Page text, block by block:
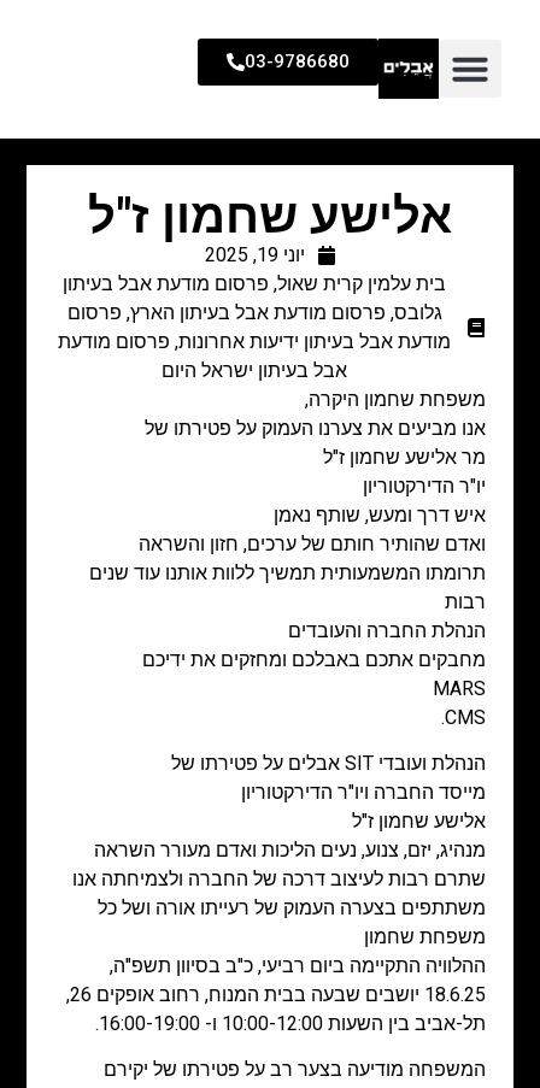
03-9786680
אלישע שחמון ז"ל
יוני 19, 2025
בית עלמין קרית שאול, פרסום מודעת אבל בעיתון
גלובס, פרסום מודעת אבל בעיתון הארץ, פרסום
מודעת אבל בעיתון ידיעות אחרונות, פרסום מודעת
אבל בעיתון ישראל היום
משפחת שחמון היקרה,
אנו מביעים את צערנו העמוק על פטירתו של
מר אלישע שחמון ז"ל
יו"ר הדירקטוריון
איש דרך ומעש, שותף נאמן
ואדם שהותיר חותם של ערכים, חזון והשראה
תרומתו המשמעותית תמשיך ללוות אותנו עוד שנים
רבות
הנהלת החברה והעובדים
מחבקים אתכם באבלכם ומחזקים את ידיכם
MARS
CMS.
הנהלת ועובדי SIT אבלים על פטירתו של
מייסד החברה ויו"ר הדירקטוריון
אלישע שחמון ז"ל
מנהיג, יזם, צנוע, נעים הליכות ואדם מעורר השראה
שתרם רבות לעיצוב דרכה של החברה ולצמיחתה אנו
משתתפים בצערה העמוק של רעייתו אורה ושל כל
משפחת שחמון
ההלוויה התקיימה ביום רביעי, כ"ב בסיוון תשפ"ה,
18.6.25 יושבים שבעה בבית המנוח, רחוב אופקים 26,
תל-אביב בין השעות 10:00-12:00 ו- 16:00-19:00.
המשפחה מודיעה בצער רב על פטירתו של יקירם